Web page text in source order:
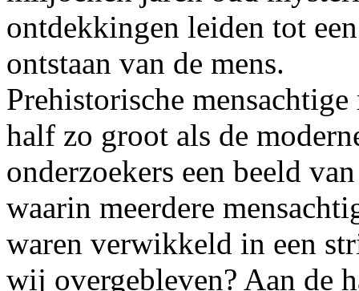
ontdekkingen leiden tot
ontstaan van de mens.
Prehistorische
half zo groot als de
onderzoekers een beeld
waarin meerdere
waren verwikkeld in een
wij overgebleven? Aan de